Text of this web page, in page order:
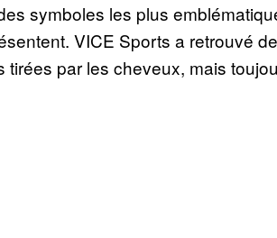
symboles les plus
VICE Sports a retrouvé
par les cheveux, mais